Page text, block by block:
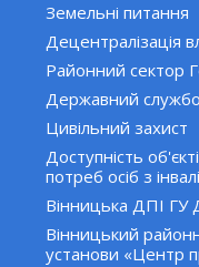
Земельні питання
Децентралізація
Районний сектор
Державний
Цивільний захист
Доступність
потреб осіб з
Вінницька ДПІ ГУ
Вінницький
установи «Центр